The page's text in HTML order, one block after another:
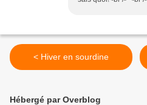
< Hiver en sourdine
Hébergé par Overblog